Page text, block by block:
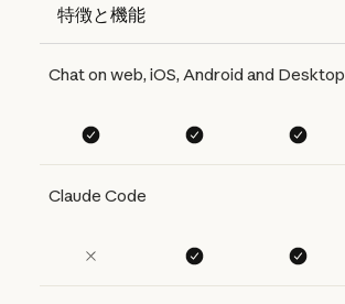
特徴と機能
Chat on web, iOS, Android and Desktop
Claude Code